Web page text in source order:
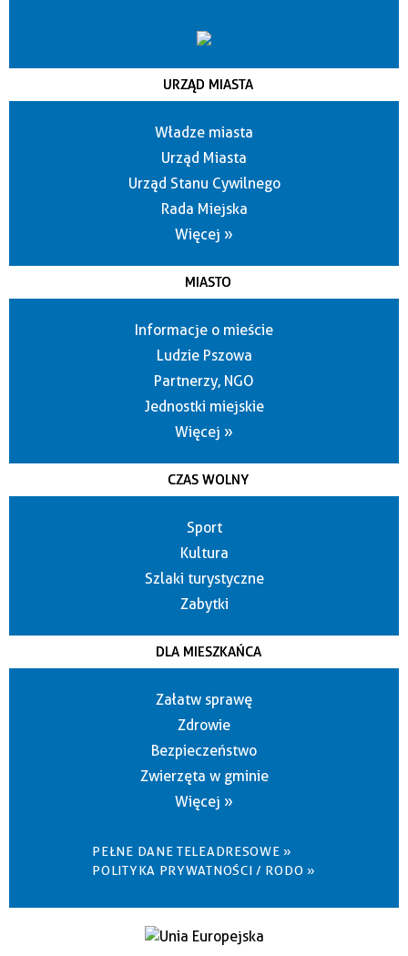
URZĄD MIASTA
Władze miasta
Urząd Miasta
Urząd Stanu Cywilnego
Rada Miejska
Więcej »
MIASTO
Informacje o mieście
Ludzie Pszowa
Partnerzy, NGO
Jednostki miejskie
Więcej »
CZAS WOLNY
Sport
Kultura
Szlaki turystyczne
Zabytki
DLA MIESZKAŃCA
Załatw sprawę
Zdrowie
Bezpieczeństwo
Zwierzęta w gminie
Więcej »
PEŁNE DANE TELEADRESOWE »
POLITYKA PRYWATNOŚCI / RODO »